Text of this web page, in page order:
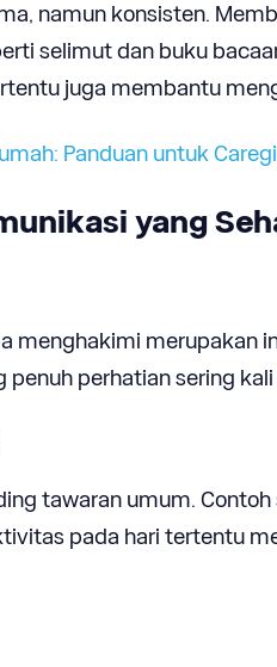
namun konsisten.
selimut dan buku
juga membantu
Panduan untuk
yang
menghakimi merupakan
penuh perhatian sering
tawaran umum.
pada hari tertentu